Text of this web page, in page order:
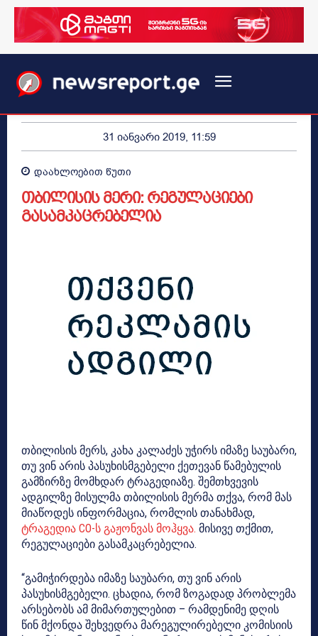
31 იანვარი 2019, 11:59
დაახლოებით წუთი
თბილისის მერი: რეგულაციები
გასამკაცრებელია
თბილისის მერს, კახა კალაძეს უჭირს იმაზე საუბარი,
თუ ვინ არის პასუხისმგებელი ქეთევან წამებულის
გამზირზე მომხდარ ტრაგედიაზე. შემთხვევის
ადგილზე მისულმა თბილისის მერმა თქვა, რომ მას
მიაწოდეს ინფორმაცია, რომლის თანახმად,
ტრაგედია CO-ს გაჟონვას მოჰყვა. მისივე თქმით,
რეგულაციები გასამკაცრებელია.
“გამიჭირდება იმაზე საუბარი, თუ ვინ არის
პასუხისმგებელი. ცხადია, რომ ზოგადად პრობლემა
არსებობს ამ მიმართულებით – რამდენიმე დღის
წინ მქონდა შეხვედრა მარეგულირებელი კომისიის